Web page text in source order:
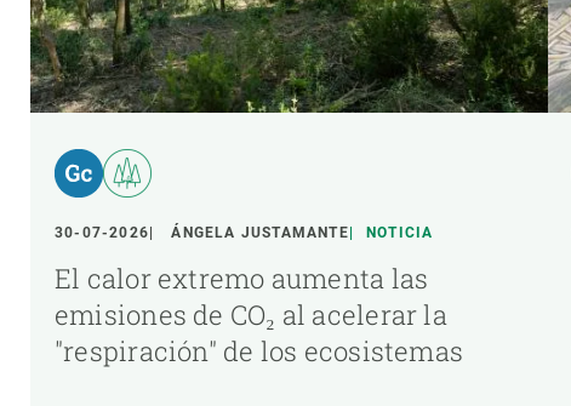
30-07-2026 ÁNGELA JUSTAMANTE NOTICIA
El calor extremo aumenta las
emisiones de CO₂ al acelerar la
"respiración" de los ecosistemas